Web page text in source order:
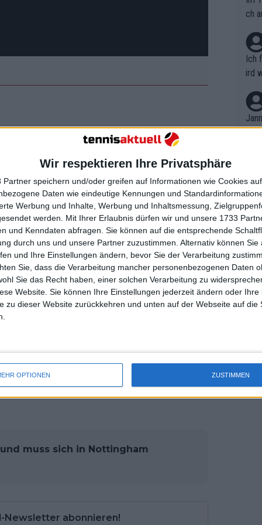
Wir respektieren Ihre Privatsphäre
Partner speichern und/oder greifen auf Informationen wie Cookies
Daten wie eindeutige Kennungen und
Werbung und Inhalte, Werbung und Inhaltsmessung,
werden. Mit Ihrer Erlaubnis dürfen wir und unsere 1733
und Kenndaten abfragen. Sie können auf die entsprechende
durch uns und unsere Partner zuzustimmen. Alternativ können Sie
und Ihre Einstellungen ändern, bevor Sie der Verarbeitung
Sie, dass die Verarbeitung mancher personenbezogenen Daten
Sie das Recht haben, einer solchen Verarbeitung zu
Website. Sie können Ihre Einstellungen jederzeit ändern oder Ihre
zu dieser Website zurückkehren und unten auf der Webseite auf die
OPTIONEN ZUSTIMMEN
Punkteaufteilung mit 718.410
Plätze ein wenig auszusuchen,
eine sehr gute Fähigkeit. Wimbledon
US Open schon. Jede
dorthin würde ihm in dieser
Rasensaison anstrebt.
einfache Angelegenheit. Im
Aufschlag, es gab nur einen
wurde vom Amerikaner etwas
zweite Satz war etwas einfacher,
zu breaken und den Satz mit
holprig mit einigen Unentschieden
muss sich in Nottingham
Newsletter abonnieren!
ch
Ich
ird
r in
em
t,
B.
on
uss
mal
des
n
nt.
kel